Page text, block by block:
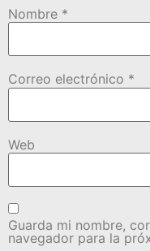
Nombre *
Correo electrónico *
Web
Guarda mi nombre,
navegador para la